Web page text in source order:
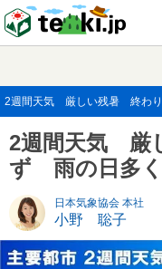
2週間天気 厳しい残暑 終わり
2週間天気 厳
ず 雨の日多く
日本気象協会 本社
小野 聡子